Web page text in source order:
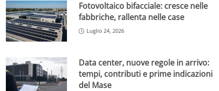
Fotovoltaico bifacciale: cresce nelle
fabbriche, rallenta nelle case
Luglio 24, 2026
Data center, nuove regole in arrivo:
tempi, contributi e prime indicazioni
del Mase